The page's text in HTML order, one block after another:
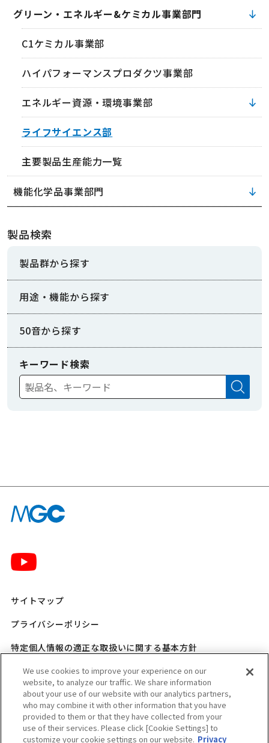
グリーン・エネルギー&ケミカル事業部門
C1ケミカル事業部
ハイパフォーマンスプロダクツ事業部
エネルギー資源・環境事業部
ライフサイエンス部
主要製品生産能力一覧
機能化学品事業部門
製品検索
製品群から探す
用途・機能から探す
50音から探す
キーワード検索
サイトマップ
プライバシーポリシー
特定個人情報の適正な取扱いに関する基本方針
三菱ガス化学 SNSポリシー
ご利用規程
ウェブアクセシビリティ方針
We use cookies to improve your experience on our
website, to analyze our traffic. We share information
about your use of our website with our analytics partners,
who may combine it with other information that you have
provided to them or that they have collected from your
use of their services. Please click [Cookie Settings] to
customize your cookie settings on our website. Privacy